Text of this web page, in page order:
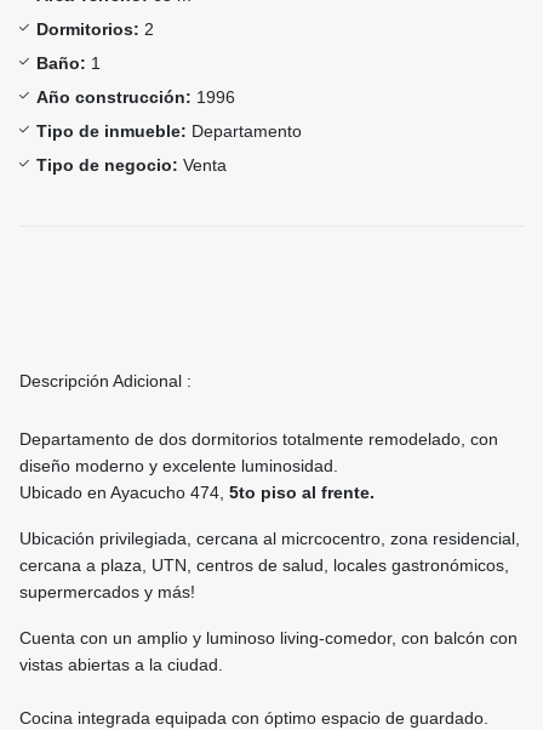
Dormitorios: 2
Baño: 1
Año construcción: 1996
Tipo de inmueble: Departamento
Tipo de negocio: Venta
Descripción Adicional :
Departamento de dos dormitorios totalmente remodelado, con
diseño moderno y excelente luminosidad.
Ubicado en Ayacucho 474, 5to piso al frente.
Ubicación privilegiada, cercana al micrcocentro, zona residencial,
cercana a plaza, UTN, centros de salud, locales gastronómicos,
supermercados y más!
Cuenta con un amplio y luminoso living-comedor, con balcón con
vistas abiertas a la ciudad.
Cocina integrada equipada con óptimo espacio de guardado.